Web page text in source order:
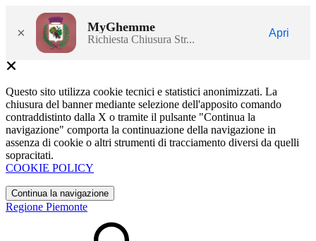
× MyGhemme
Richiesta Chiusura Str...
Apri
Questo sito utilizza cookie tecnici e statistici anonimizzati. La
chiusura del banner mediante selezione dell'apposito comando
contraddistinto dalla X o tramite il pulsante "Continua la
navigazione" comporta la continuazione della navigazione in
assenza di cookie o altri strumenti di tracciamento diversi da quelli
sopracitati.
COOKIE POLICY
Continua la navigazione
Regione Piemonte